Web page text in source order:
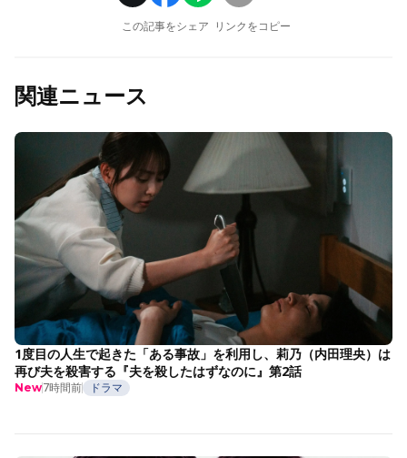
この記事をシェア リンクをコピー
関連ニュース
1度目の人生で起きた「ある事故」を利用し、莉乃（内田理央）は
再び夫を殺害する『夫を殺したはずなのに』第2話
New7時間前 ドラマ